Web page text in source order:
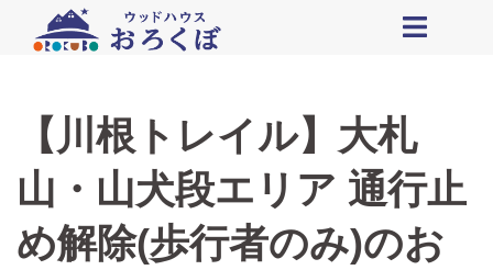
【川根トレイル】大札
山・山犬段エリア 通行止
め解除(歩行者のみ)のお